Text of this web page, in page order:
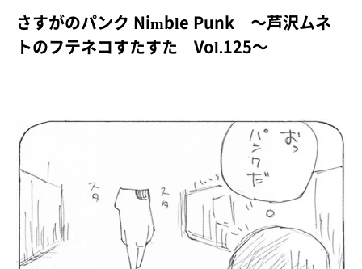
さすがのパンク Nimble Punk ～芦沢ムネ
トのフテネコすたすた Vol.125～